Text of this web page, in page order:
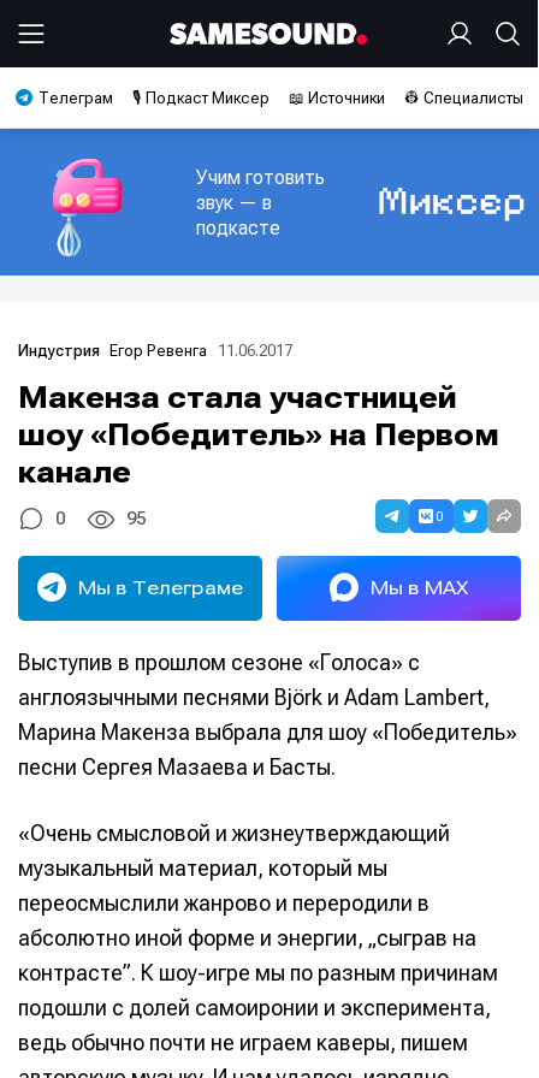
Телеграм 🎙️ Подкаст Миксер 📖 Источники 👷 Специалисты
Учим готовить
звук — в
подкасте
Индустрия Егор Ревенга 11.06.2017
Макенза стала участницей
шоу «Победитель» на Первом
канале
0 95 0
Мы в Телеграме Мы в MAX
Выступив в прошлом сезоне «Голоса» с
англоязычными песнями Björk и Adam Lambert,
Марина Макенза выбрала для шоу «Победитель»
песни Сергея Мазаева и Басты.
«Очень смысловой и жизнеутверждающий
музыкальный материал, который мы
переосмыслили жанрово и переродили в
абсолютно иной форме и энергии, „сыграв на
контрасте”. К шоу-игре мы по разным причинам
подошли с долей самоиронии и эксперимента,
ведь обычно почти не играем каверы, пишем